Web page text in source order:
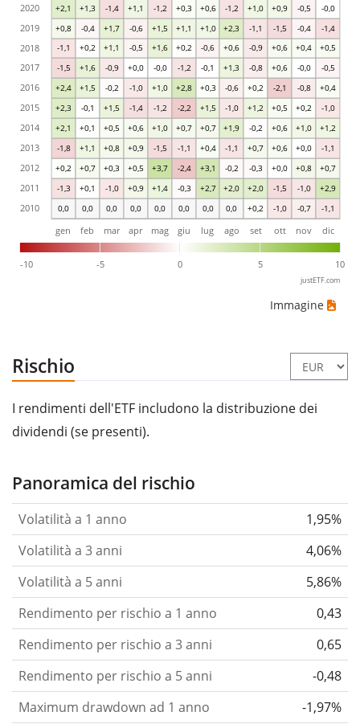
0,0 0,0 0,0 0,0 0,0 0,0 0,0 0,0 +0,2 -1,0 -0,7 -1,1
-1,3 +0,1 -1,0 +0,9 +1,4 -0,3 +2,7 +2,0 +2,0 -1,5 -1,0 +2,9
+0,2 +0,7 +0,3 +0,5 +3,7 -2,4 +3,1 -0,2 -0,3 +0,0 +0,8 +0,7
-1,8 +1,1 +0,8 +0,9 -1,5 -1,1 +0,4 -1,1 +0,7 +0,6 +0,0 -1,1
+2,1 +0,1 +0,5 +0,6 +1,0 +0,7 +0,7 +1,9 -0,2 +0,6 +1,0 +1,2
+2,3 -0,1 +1,5 -1,4 -1,2 -2,2 +1,5 -1,0 +1,2 +0,5 +0,2 -1,0
+2,4 +1,5 -0,2 -1,0 +1,0 +2,8 +0,3 -0,6 +0,2 -2,1 -0,8 +0,4
-1,5 +1,6 -0,9 +0,0 -0,0 -1,2 -0,1 +1,3 -0,8 +0,6 -0,0 -0,5
-1,1 +0,2 +1,1 -0,5 +1,6 +0,2 -0,6 +0,6 -0,9 +0,6 +0,4 +0,5
+0,8 -0,4 +1,7 -0,6 +1,5 +1,1 +1,0 +2,3 -1,1 -1,5 -0,4 -1,4
+2,1 +1,3 -1,4 +1,1 -1,2 +0,3 +0,6 -1,2 +1,0 +0,9 -0,5 -0,0
-10 -5 0 5 10
gen feb mar apr mag giu lug ago set ott nov dic
2010
2011
2012
2013
2014
2015
2016
2017
2018
2019
2020
justETF.com
Immagine
Rischio
I rendimenti dell'ETF includono la distribuzione dei
dividendi (se presenti).
Panoramica del rischio
Volatilità a 1 anno
1,95%
Volatilità a 3 anni
4,06%
Volatilità a 5 anni
5,86%
Rendimento per rischio a 1 anno
0,43
Rendimento per rischio a 3 anni
0,65
Rendimento per rischio a 5 anni
-0,48
Maximum drawdown ad 1 anno
-1,97%